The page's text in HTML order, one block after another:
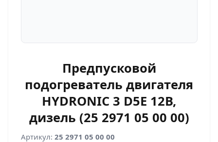
Предпусковой
подогреватель двигателя
HYDRONIC 3 D5E 12В,
дизель (25 2971 05 00 00)
Артикул: 25 2971 05 00 00